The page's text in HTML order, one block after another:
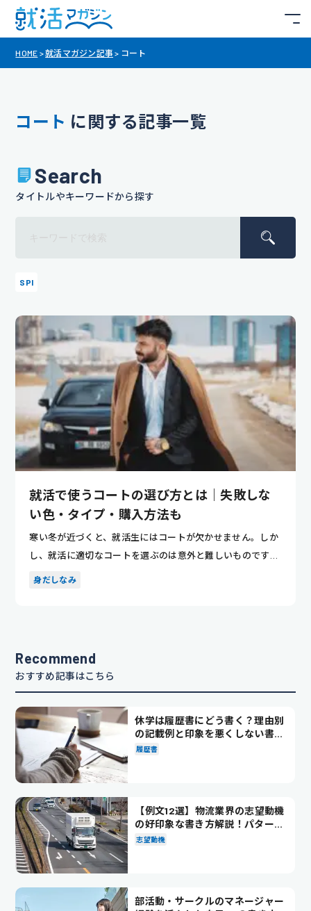
HOME >就活マガジン記事 > コート
コート に関する記事一覧
Search
タイトルやキーワードから探す
SPI
就活で使うコートの選び方とは｜失敗しな
い色・タイプ・購入方法も
寒い冬が近づくと、就活生にはコートが欠かせません。しか
し、就活に適切なコートを選ぶのは意外と難しいものです。
本記事では...
身だしなみ
Recommend
おすすめ記事はこちら
休学は履歴書にどう書く？理由別
の記載例と印象を悪くしない書き
方を解説
履歴書
【例文12選】物流業界の志望動機
の好印象な書き方解説！パターン
別の例文も紹介
志望動機
部活動・サークルのマネージャー